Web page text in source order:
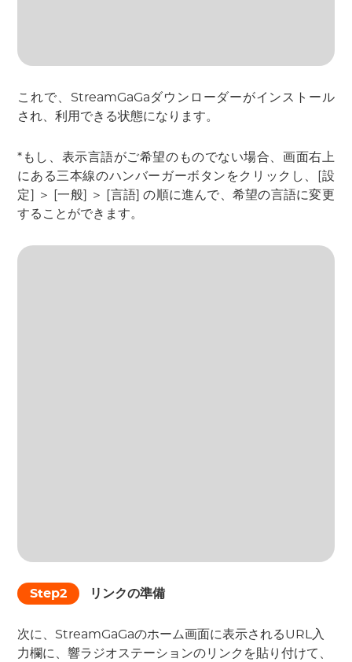
これで、StreamGaGaダウンローダーがインストール
され、利用できる状態になります。
*もし、表示言語がご希望のものでない場合、画面右上
にある三本線のハンバーガーボタンをクリックし、[設
定] ＞ [一般] ＞ [言語] の順に進んで、希望の言語に変更
することができます。
Step2 リンクの準備
次に、StreamGaGaのホーム画面に表示されるURL入
力欄に、響ラジオステーションのリンクを貼り付けて、